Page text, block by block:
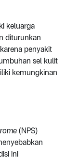
keluarga
diturunkan
penyakit
sel kulit
kemungkinan
(NPS)
ini